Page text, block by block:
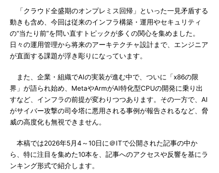
「クラウド全盛期のオンプレミス回帰」といった一見矛盾する
動きも含め、今回は従来のインフラ構築・運用やセキュリティ
の“当たり前”を問い直すトピックが多くの関心を集めました。
日々の運用管理から将来のアーキテクチャ設計まで、エンジニア
が直面する課題が浮き彫りになっています。
また、企業・組織でAIの実装が進む中で、ついに「x86の限
界」が語られ始め、MetaやArmがAI特化型CPUの開発に乗り出
すなど、インフラの前提が変わりつつあります。その一方で、AI
がサイバー攻撃の司令塔に悪用される事例が報告されるなど、脅
威の高度化も無視できません。
本稿では2026年5月4～10日に＠ITで公開された記事の中か
ら、特に注目を集めた10本を、記事へのアクセスや反響を基にラ
ンキング形式で紹介します。